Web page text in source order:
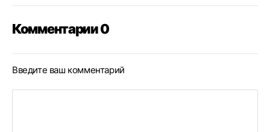
Комментарии 0
Введите ваш комментарий